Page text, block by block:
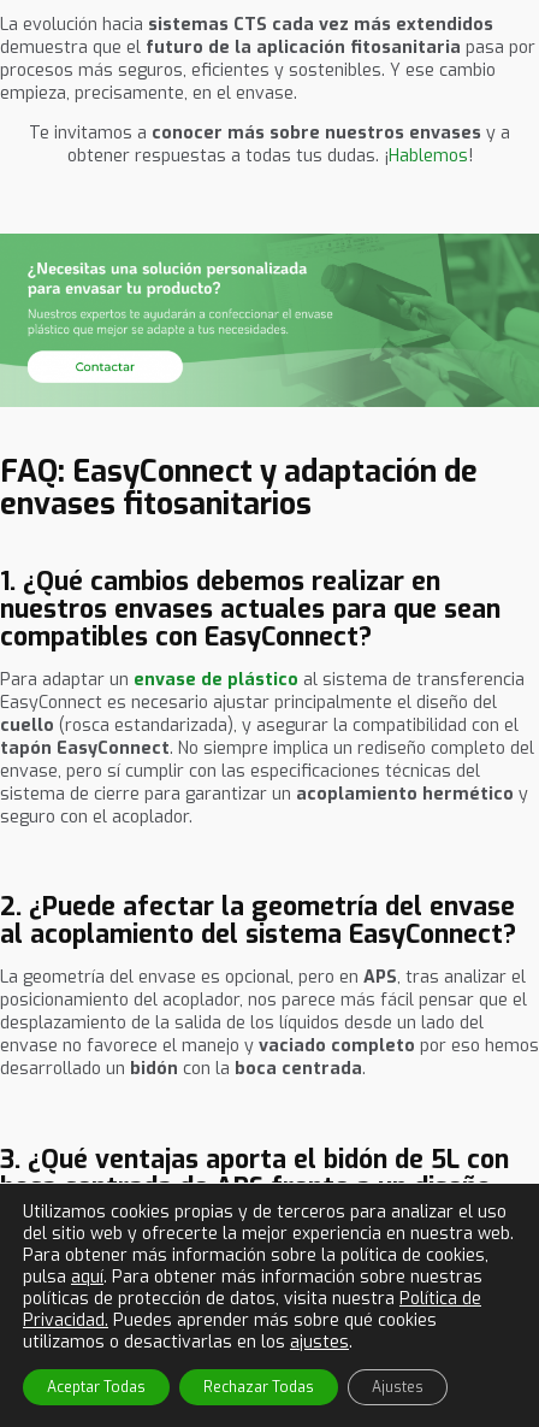
La evolución hacia sistemas CTS cada vez más extendidos
demuestra que el futuro de la aplicación fitosanitaria pasa por
procesos más seguros, eficientes y sostenibles. Y ese cambio
empieza, precisamente, en el envase.
Te invitamos a conocer más sobre nuestros envases y a
obtener respuestas a todas tus dudas. ¡Hablemos!
FAQ: EasyConnect y adaptación de
envases fitosanitarios
1. ¿Qué cambios debemos realizar en
nuestros envases actuales para que sean
compatibles con EasyConnect?
Para adaptar un envase de plástico al sistema de transferencia
EasyConnect es necesario ajustar principalmente el diseño del
cuello (rosca estandarizada), y asegurar la compatibilidad con el
tapón EasyConnect. No siempre implica un rediseño completo del
envase, pero sí cumplir con las especificaciones técnicas del
sistema de cierre para garantizar un acoplamiento hermético y
seguro con el acoplador.
2. ¿Puede afectar la geometría del envase
al acoplamiento del sistema EasyConnect?
La geometría del envase es opcional, pero en APS, tras analizar el
posicionamiento del acoplador, nos parece más fácil pensar que el
desplazamiento de la salida de los líquidos desde un lado del
envase no favorece el manejo y vaciado completo por eso hemos
desarrollado un bidón con la boca centrada.
3. ¿Qué ventajas aporta el bidón de 5L con
boca centrada de APS frente a un diseño
convencional en el uso con EasyConnect?
El diseño conboca centradamejora el alineamientocon el
conector, facilita elacoplamiento automáticoy asegura un
vaciado más eficientepara conseguirresiduo casi cero.
Además, mejora laergonomía para el operario y reduce el riesgo
dederramesdurante la conexión y desconexión con el acoplador.
Utilizamos cookies propias y de terceros para analizar el uso
del sitio web y ofrecerte la mejor experiencia en nuestra web.
Para obtener más información sobre la política de cookies,
pulsa aquí. Para obtener más información sobre nuestras
políticas de protección de datos, visita nuestra Política de
Privacidad. Puedes aprender más sobre qué cookies
utilizamos o desactivarlas en los ajustes.
Aceptar Todas Rechazar Todas Ajustes